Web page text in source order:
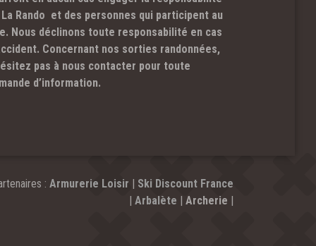
Rando et des personnes qui participent au
Nous déclinons toute responsabilité en cas
Concernant nos sorties randonnées,
pas à nous contacter pour toute
d’information.
: Armurerie Loisir | Ski Discount France
| Arbalète | Archerie |